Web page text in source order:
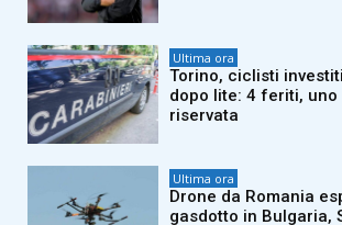
Ultima ora
Torino, ciclisti
dopo lite: 4 feriti, uno
riservata
Ultima ora
Drone da Romania
gasdotto in Bulgaria,